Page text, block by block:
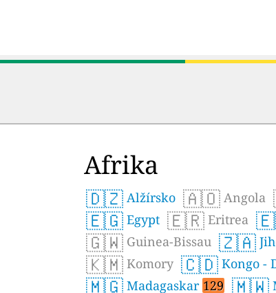
Afrika
🇩🇿 Alžírsko 🇦🇴 Angola
🇪🇬 Egypt 🇪🇷 Eritrea
🇬🇼 Guinea-Bissau 🇿🇦
🇰🇲 Komory 🇨🇩 Kongo -
🇲🇬 Madagaskar 129 🇲🇼